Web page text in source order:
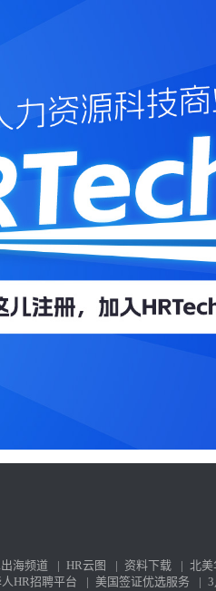
海频道 | HR云图 | 资料下载 | 北美
HR招聘平台 | 美国签证优选服务 |